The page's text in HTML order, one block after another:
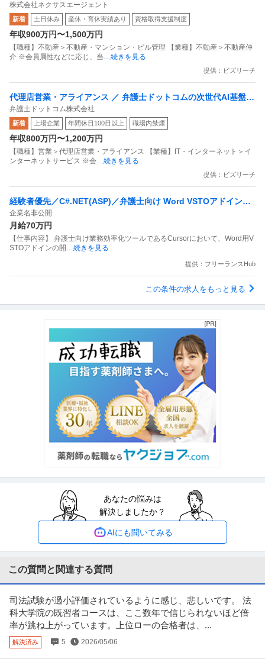
高度化と組織再建／若手組織の育成と業務フロー標準化／IPO準備
中／2025年度売上高201億円突破
株式会社ネクサスエージェント
新着 土日休み 産休・育休実績あり 資格取得支援制度
年収900万円〜1,500万円
【職種】不動産＞不動産・マンション・ビル管理 【業種】不動産＞不動産仲
介 ※会員属性などに応じ、当…続きを見る
提供：ビズリーチ
代理店営業・アライアンス ／ 弁護士ドットコムの次世代AI基盤
「LegalBrain」を社会の実装へ／アライアンスで新市場を創り出
すBizDev
弁護士ドットコム株式会社
新着 上場企業 年間休日100日以上 職場内禁煙
年収800万円〜1,200万円
【職種】営業＞代理店営業・アライアンス 【業種】IT・インターネット＞イ
ンターネットサービス ※会…続きを見る
提供：ビズリーチ
経験者優先／C#.NET(ASP)／弁護士向け Word VSTOアドイン開
発
企業名非公開
月給70万円
【仕事内容】 弁護士向け業務効率化ツールであるCursorにおいて、Word用V
STOアドインの開 …続きを見る
提供：フリーランスHub
この条件の求人をもっと見る
あなたの悩みは
解決しましたか？
AIにも聞いてみる
この質問と関連する質問
司法試験が過小評価されているように感じ、悲しいです。 法
科大学院の既習者コースは、ここ数年で信じられないほど倍
率が跳ね上がっています。上位ローの合格者は、...
解決済み 5 2026/05/06